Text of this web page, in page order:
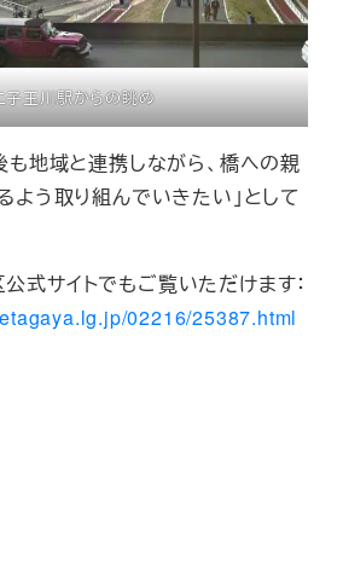
子玉川駅からの眺め
も地域と連携しながら、橋への親
よう取り組んでいきたい」として
式サイトでもご覧いただけます：
02216/25387.html